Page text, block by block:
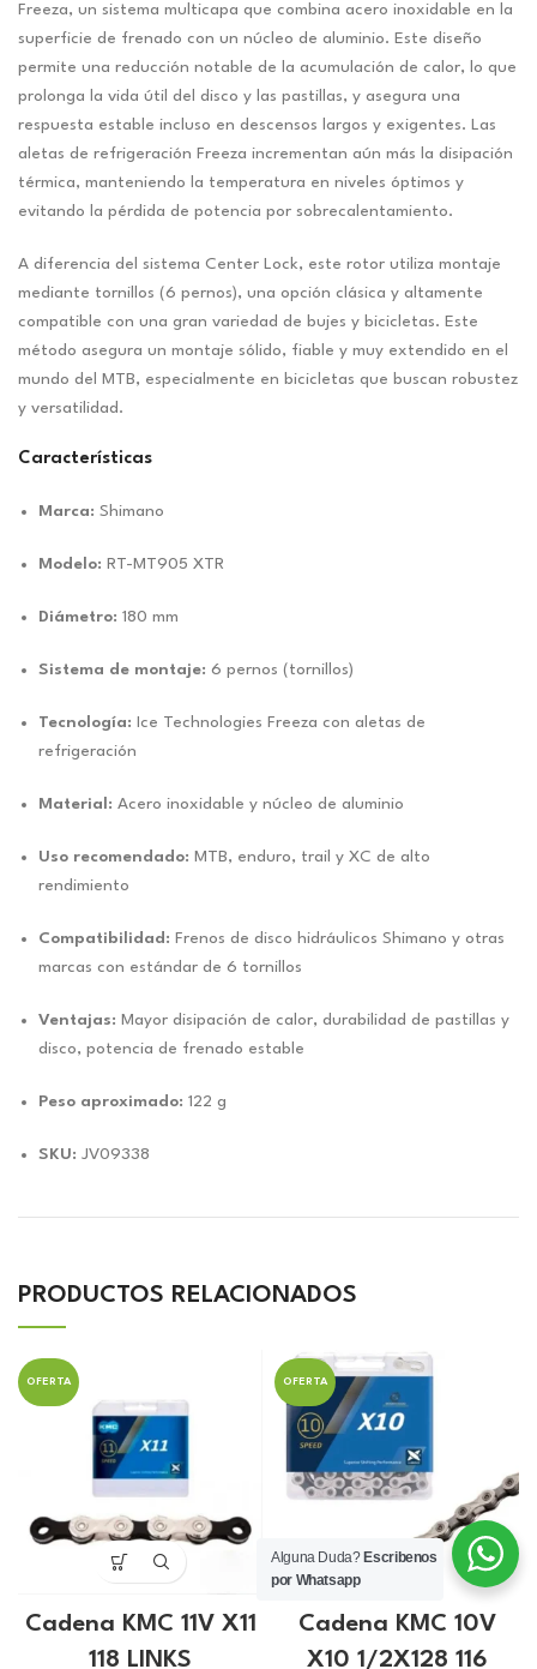
Freeza, un sistema multicapa que combina acero inoxidable en la
superficie de frenado con un núcleo de aluminio. Este diseño
permite una reducción notable de la acumulación de calor, lo que
prolonga la vida útil del disco y las pastillas, y asegura una
respuesta estable incluso en descensos largos y exigentes. Las
aletas de refrigeración Freeza incrementan aún más la disipación
térmica, manteniendo la temperatura en niveles óptimos y
evitando la pérdida de potencia por sobrecalentamiento.
A diferencia del sistema Center Lock, este rotor utiliza montaje
mediante tornillos (6 pernos), una opción clásica y altamente
compatible con una gran variedad de bujes y bicicletas. Este
método asegura un montaje sólido, fiable y muy extendido en el
mundo del MTB, especialmente en bicicletas que buscan robustez
y versatilidad.
Características
Marca: Shimano
Modelo: RT-MT905 XTR
Diámetro: 180 mm
Sistema de montaje: 6 pernos (tornillos)
Tecnología: Ice Technologies Freeza con aletas de
refrigeración
Material: Acero inoxidable y núcleo de aluminio
Uso recomendado: MTB, enduro, trail y XC de alto
rendimiento
Compatibilidad: Frenos de disco hidráulicos Shimano y otras
marcas con estándar de 6 tornillos
Ventajas: Mayor disipación de calor, durabilidad de pastillas y
disco, potencia de frenado estable
Peso aproximado: 122 g
SKU: JV09338
PRODUCTOS RELACIONADOS
OFERTA
Cadena KMC 11V X11
118 LINKS
OFERTA
Cadena KMC 10V
X10 1/2X128 116
Alguna Duda? Escribenos
por Whatsapp